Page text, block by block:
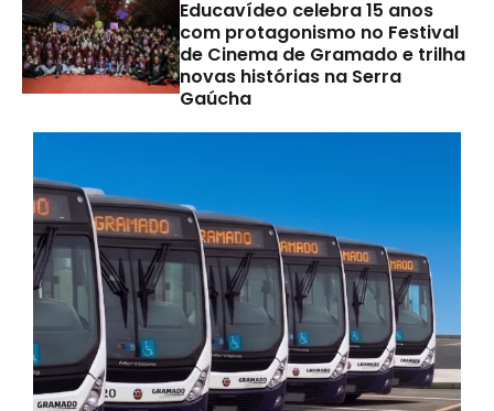
Educavídeo celebra 15 anos
com protagonismo no Festival
de Cinema de Gramado e trilha
novas histórias na Serra
Gaúcha